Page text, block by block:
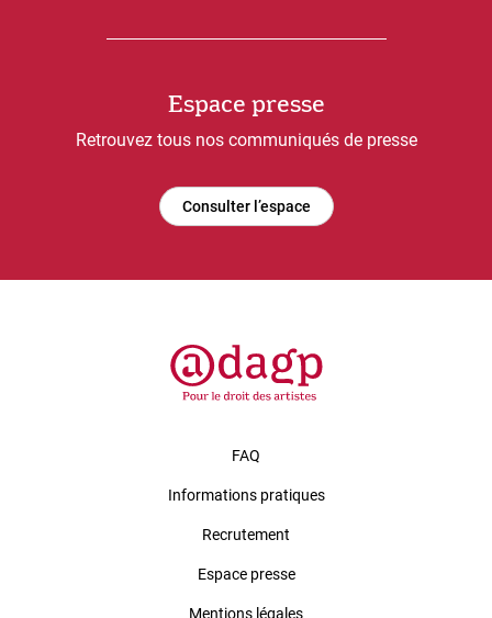
Espace presse
Retrouvez tous nos communiqués de presse
Consulter l’espace
FAQ
Informations pratiques
Recrutement
Espace presse
Mentions légales